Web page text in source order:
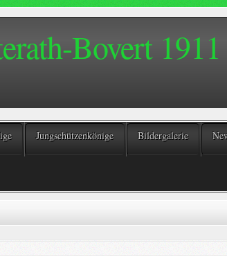
Bovert
Jungschützenkönige Bildergalerie